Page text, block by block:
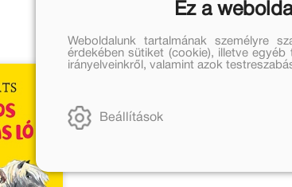
Ez a
Weboldalunk tartalmának személyre
érdekében sütiket (cookie), illetve
irányelveinkről, valamint azok
Beállítások